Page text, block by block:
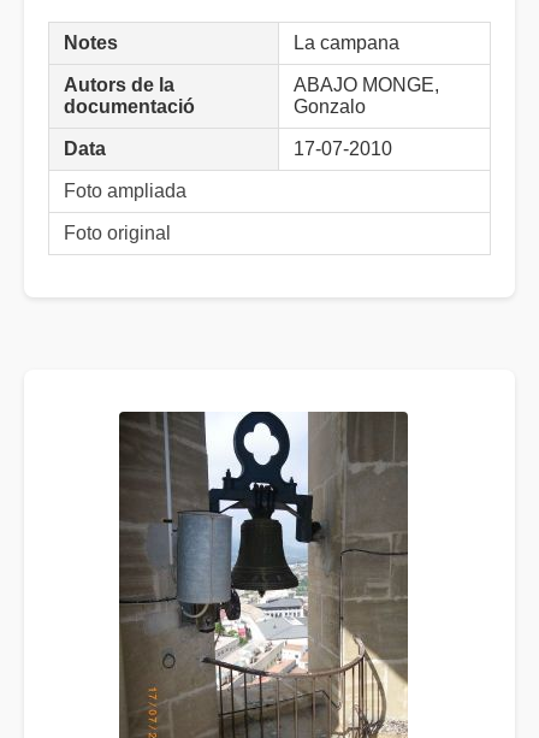
Notes La campana
Autors de la
documentació
ABAJO MONGE,
Gonzalo
Data 17-07-2010
Foto ampliada
Foto original